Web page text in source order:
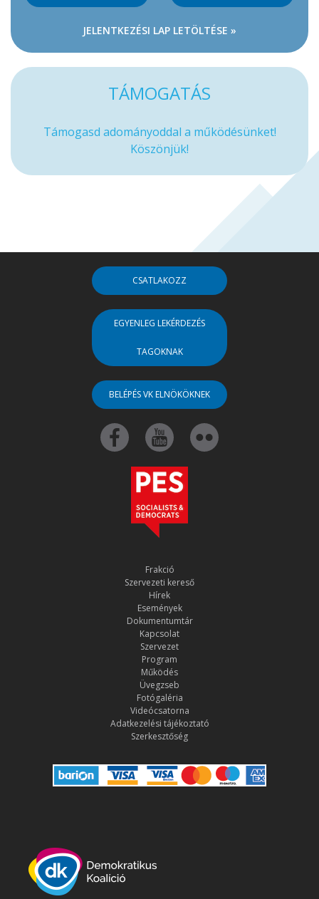
JELENTKEZÉSI LAP LETÖLTÉSE »
TÁMOGATÁS
Támogasd adományoddal a működésünket!
Köszönjük!
CSATLAKOZZ
EGYENLEG LEKÉRDEZÉS
TAGOKNAK
BELÉPÉS VK ELNÖKÖKNEK
Frakció
Szervezeti kereső
Hírek
Események
Dokumentumtár
Kapcsolat
Szervezet
Program
Működés
Üvegzseb
Fotógaléria
Videócsatorna
Adatkezelési tájékoztató
Szerkesztőség